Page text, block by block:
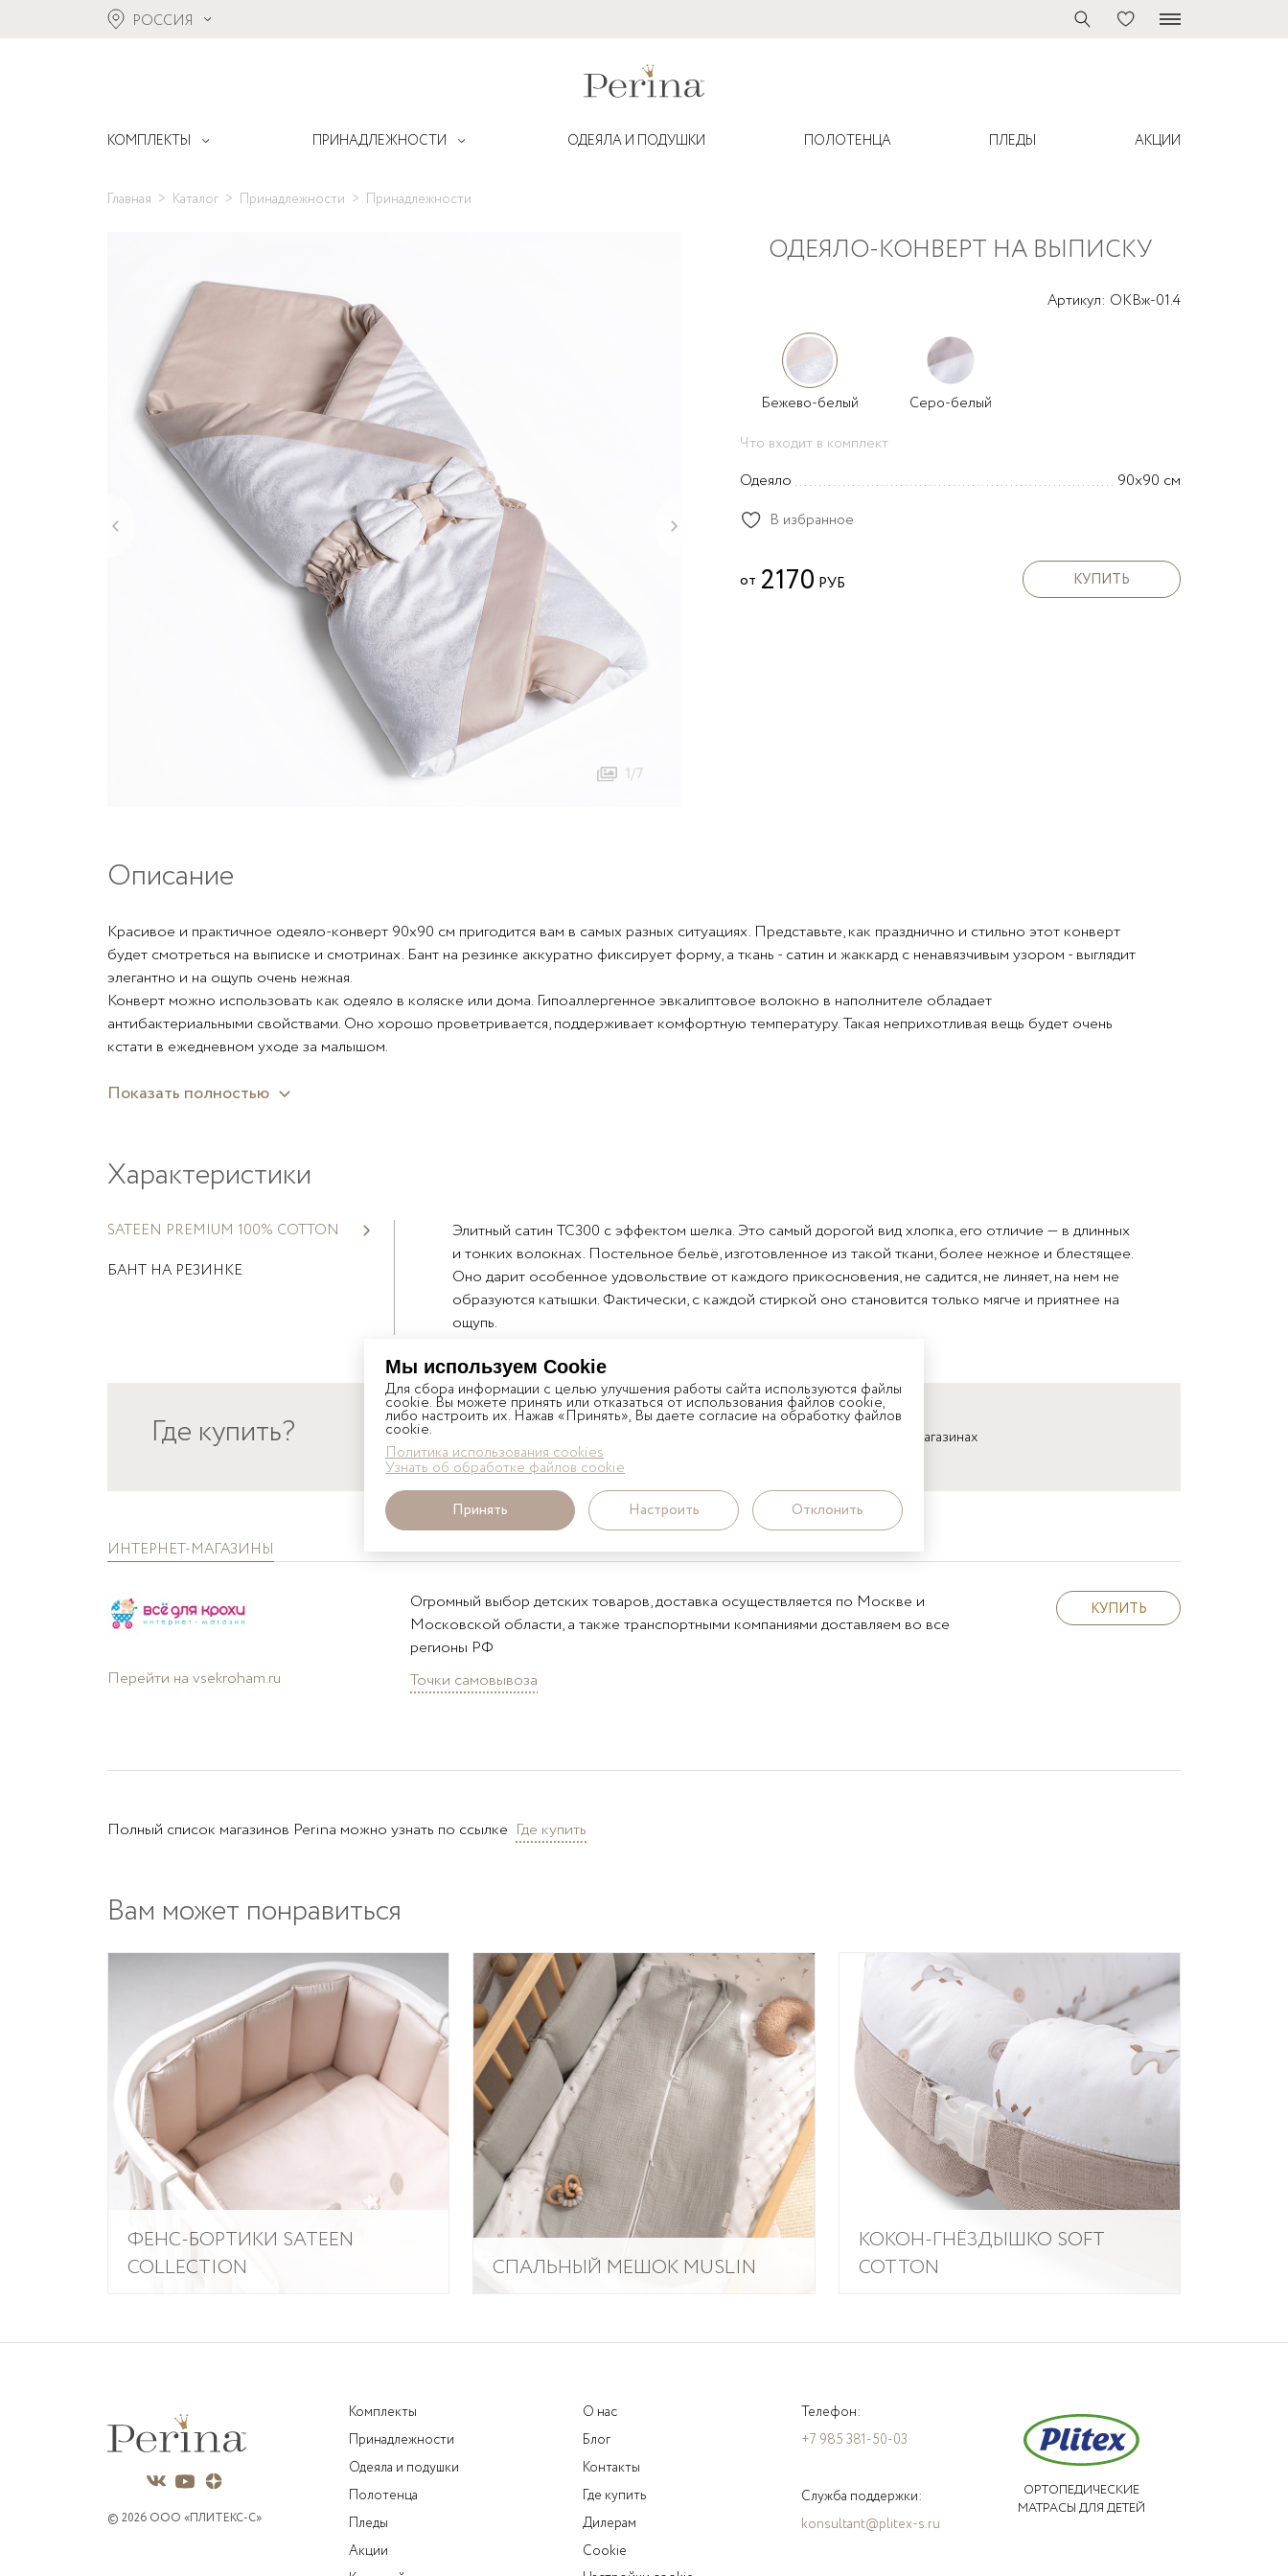
РОССИЯ
КОМПЛЕКТЫ
Boho
Bonjour Bebe
Bonne nuit
Bunnies
Fancy
Forest Baby
Friends
Holidays
Kiddy
Le petit bebe
Little Forest
Little Star
Teddy
Toys Sateen Collection
Una
Zefir
Эстель Oval
100x70 см
160х80 см
7 Предметов
ПРИНАДЛЕЖНОСТИ
Коконы для новорожденных
Конверты
Муслиновые пеленки
Накидки для кормления
Непромокаемые пеленки
Простыни
Спальные мешки
ОДЕЯЛА И ПОДУШКИ ПОЛОТЕНЦА ПЛЕДЫ АКЦИИ
Главная Каталог Принадлежности Принадлежности
1/7
ОДЕЯЛО-КОНВЕРТ НА ВЫПИСКУ
Артикул: ОКВж-01.4
Бежево-белый
Серо-белый
Что входит в комплект
Одеяло 90х90 см
В избранное
от 2170 РУБ КУПИТЬ
Описание
Красивое и практичное одеяло-конверт 90х90 см пригодится вам в самых разных ситуациях. Представьте, как празднично и стильно этот конверт
будет смотреться на выписке и смотринах. Бант на резинке аккуратно фиксирует форму, а ткань - сатин и жаккард с ненавязчивым узором - выглядит
элегантно и на ощупь очень нежная.
Конверт можно использовать как одеяло в коляске или дома. Гипоаллергенное эвкалиптовое волокно в наполнителе обладает
антибактериальными свойствами. Оно хорошо проветривается, поддерживает комфортную температуру. Такая неприхотливая вещь будет очень
кстати в ежедневном уходе за малышом.
Преимущества:
Конверт трансформируется в одеяло.
Внешний слой из натурального хлопка.
Фиксация на резинке с бантом.
Показать полностью
Характеристики
SATEEN PREMIUM 100% COTTON
БАНТ НА РЕЗИНКЕ
Элитный сатин ТС300 с эффектом шелка. Это самый дорогой вид хлопка, его отличие — в длинных
и тонких волокнах. Постельное бельё, изготовленное из такой ткани, более нежное и блестящее.
Оно дарит особенное удовольствие от каждого прикосновения, не садится, не линяет, на нем не
образуются катышки. Фактически, с каждой стиркой оно становится только мягче и приятнее на
ощупь.
Где купить? РОССИЯ Наличие и стоимость уточняйте в магазинах
ИНТЕРНЕТ-МАГАЗИНЫ
Перейти на vsekroham.ru
КУПИТЬ
Огромный выбор детских товаров, доставка осуществляется по Москве и
Московской области, а также транспортными компаниями доставляем во все
регионы РФ
Точки самовывоза
Полный список магазинов Perina можно узнать по ссылке Где купить
Вам может понравиться
ФЕНС-БОРТИКИ SATEEN
COLLECTION
СПАЛЬНЫЙ МЕШОК MUSLIN
КОКОН-ГНЁЗДЫШКО SOFT
COTTON
© 2026 OOO «ПЛИТЕКС-C»
Комплекты
Принадлежности
Одеяла и подушки
Полотенца
Пледы
Акции
О нас
Блог
Контакты
Где купить
Дилерам
Cookie
Телефон:
+7 985 381-50-03
Служба поддержки:
konsultant@plitex-s.ru
ОРТОПЕДИЧЕСКИЕ
МАТРАСЫ ДЛЯ ДЕТЕЙ
Мы используем Cookie
Для сбора информации с целью улучшения работы сайта используются файлы
cookie. Вы можете принять или отказаться от использования файлов cookie,
либо настроить их. Нажав «Принять», Вы даете согласие на обработку файлов
cookie.
Политика использования cookies
Узнать об обработке файлов cookie
Принять
Настроить Отклонить